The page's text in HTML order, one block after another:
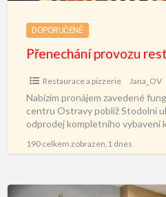
DOPORUČENÉ
Přenechání provozu
Restaurace a pizzerie Jana_OV
Nabízím pronájem zavedené
centru Ostravy poblíž Stodolní
odprodej kompletního vybavení
190 celkem zobrazen,1 dnes